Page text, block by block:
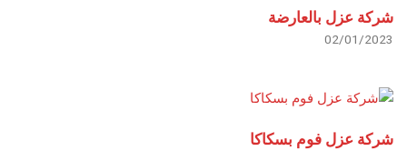
شركة عزل بالعارضة
02/01/2023
شركة عزل فوم بسكاكا